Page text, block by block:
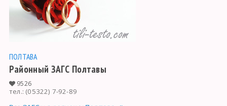
ПОЛТАВА
Районный ЗАГС Полтавы
9526
тел.: (05322) 7-92-89